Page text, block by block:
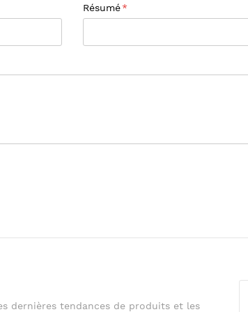
Résumé
dernières tendances de produits et les